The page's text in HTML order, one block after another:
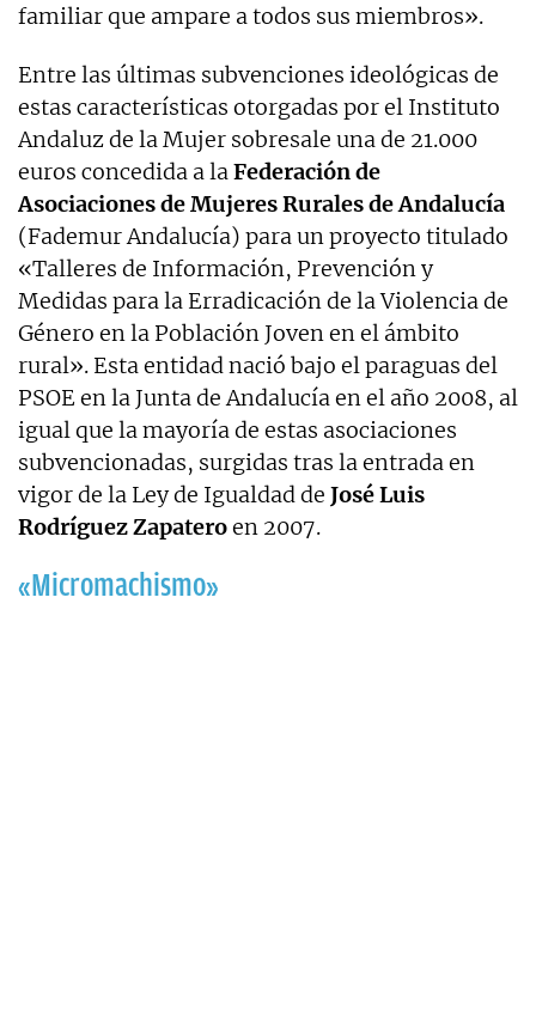
familiar que ampare a todos sus miembros».
Entre las últimas subvenciones ideológicas de
estas características otorgadas por el Instituto
Andaluz de la Mujer sobresale una de 21.000
euros concedida a laFederación de
Asociaciones de Mujeres Rurales de Andalucía
(Fademur Andalucía) para un proyecto titulado
«Talleres de Información, Prevención y
Medidas para la Erradicación de la Violencia de
Género en la Población Joven en el ámbito
rural». Esta entidad nació bajo el paraguas del
PSOE en la Junta de Andalucía en el año 2008, al
igual que la mayoría de estas asociaciones
subvencionadas, surgidas tras la entrada en
vigor de la Ley de Igualdad de José Luis
Rodríguez Zapateroen 2007.
«Micromachismo»